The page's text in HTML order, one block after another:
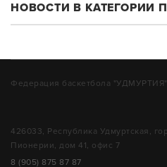
НОВОСТИ В КАТЕГОРИИ
Федерация баскетбола "УДМУРТИЯ"
426033, Республика Удмуртская,
Пионерии, дом 41, офис 7
8 (905) 875 87 87